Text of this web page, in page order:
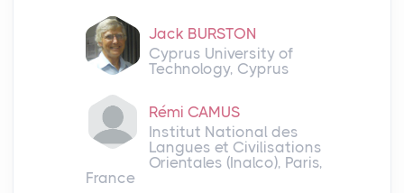
Jack BURSTON
Cyprus University of
Technology, Cyprus
Rémi CAMUS
Institut National des
Langues et Civilisations
Orientales (Inalco), Paris,
France